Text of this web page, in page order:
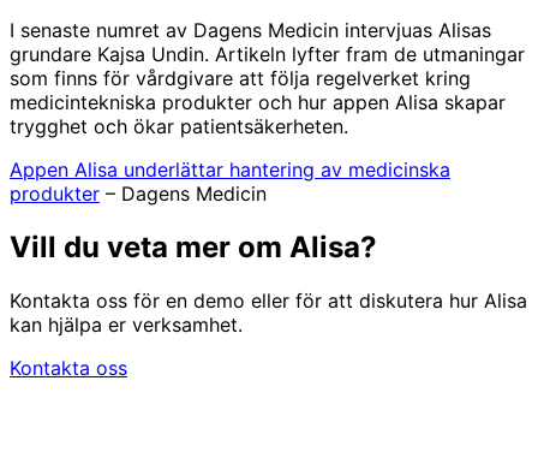
I senaste numret av Dagens Medicin intervjuas Alisas
grundare Kajsa Undin. Artikeln lyfter fram de utmaningar
som finns för vårdgivare att följa regelverket kring
medicintekniska produkter och hur appen Alisa skapar
trygghet och ökar patientsäkerheten.
Appen Alisa underlättar hantering av medicinska
produkter – Dagens Medicin
Vill du veta mer om Alisa?
Kontakta oss för en demo eller för att diskutera hur Alisa
kan hjälpa er verksamhet.
Kontakta oss